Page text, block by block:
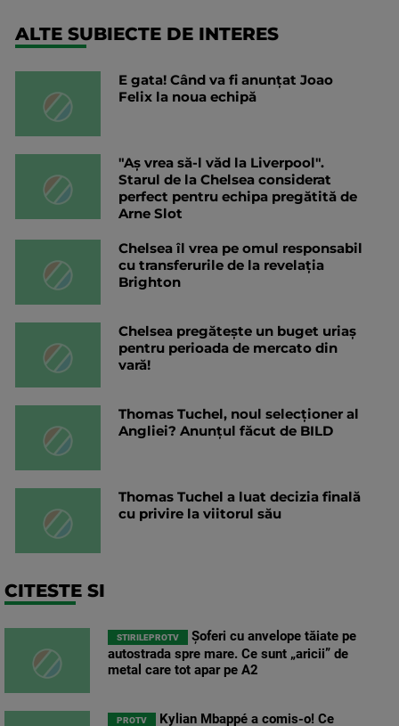
ALTE SUBIECTE DE INTERES
E gata! Când va fi anunțat Joao
Felix la noua echipă
"Aș vrea să-l văd la Liverpool".
Starul de la Chelsea considerat
perfect pentru echipa pregătită de
Arne Slot
Chelsea îl vrea pe omul responsabil
cu transferurile de la revelația
Brighton
Chelsea pregătește un buget uriaș
pentru perioada de mercato din
vară!
Thomas Tuchel, noul selecționer al
Angliei? Anunțul făcut de BILD
Thomas Tuchel a luat decizia finală
cu privire la viitorul său
CITESTE SI
STIRILEPROTV
Șoferi cu anvelope tăiate pe
autostrada spre mare. Ce sunt „aricii” de
metal care tot apar pe A2
PROTV Kylian Mbappé a comis-o! Ce